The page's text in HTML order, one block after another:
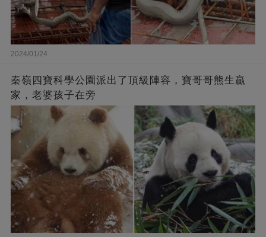
2024/01/24
秦嶺四寶科學公園派出了頂級陣容，寶哥哥熊生贏
家，老婆孩子在旁